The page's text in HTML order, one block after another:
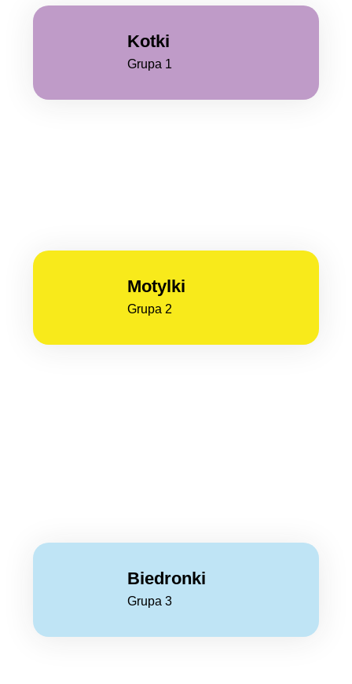
Kotki
Grupa 1
Motylki
Grupa 2
Biedronki
Grupa 3